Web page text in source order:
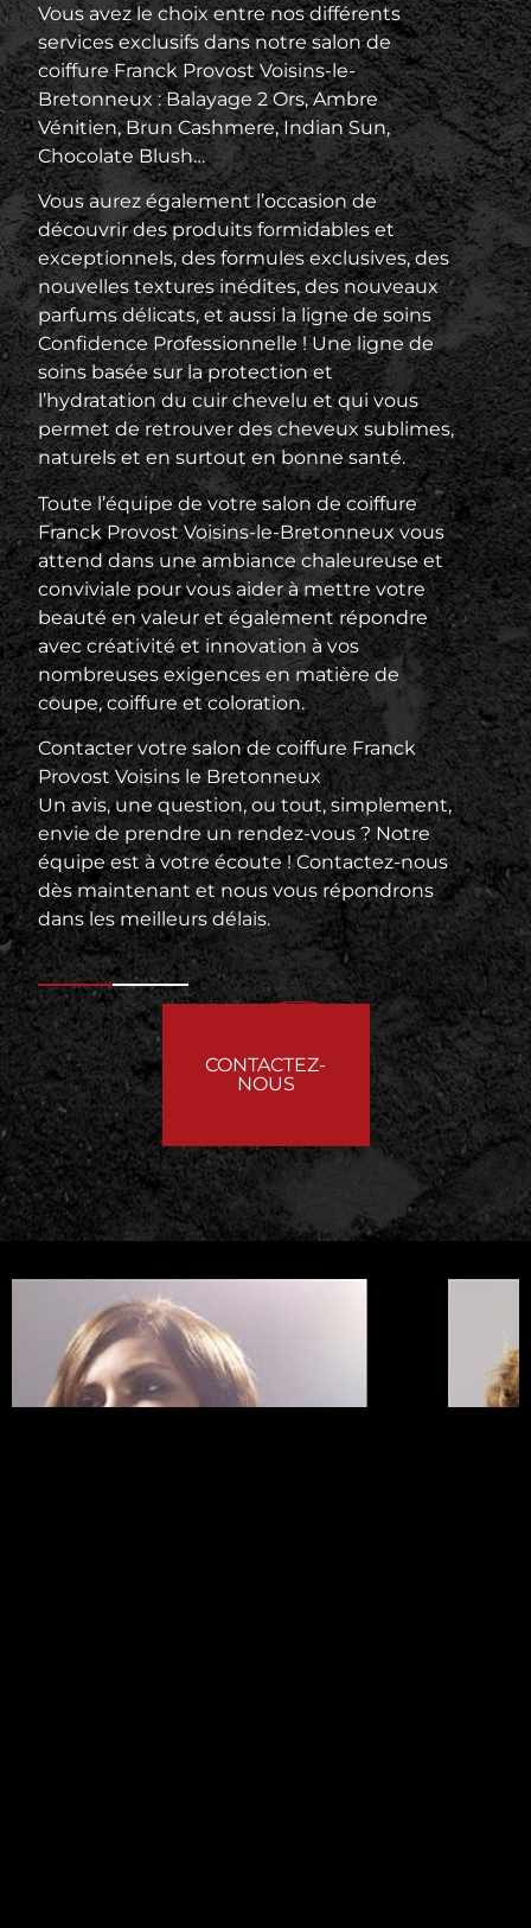
Vous avez le choix entre nos différents
services exclusifs dans notre salon de
coiffure Franck Provost Voisins-le-
Bretonneux : Balayage 2 Ors, Ambre
Vénitien, Brun Cashmere, Indian Sun,
Chocolate Blush…
Vous aurez également l’occasion de
découvrir des produits formidables et
exceptionnels, des formules exclusives, des
nouvelles textures inédites, des nouveaux
parfums délicats, et aussi la ligne de soins
Confidence Professionnelle ! Une ligne de
soins basée sur la protection et
l’hydratation du cuir chevelu et qui vous
permet de retrouver des cheveux sublimes,
naturels et en surtout en bonne santé.
Toute l’équipe de votre salon de coiffure
Franck Provost Voisins-le-Bretonneux vous
attend dans une ambiance chaleureuse et
conviviale pour vous aider à mettre votre
beauté en valeur et également répondre
avec créativité et innovation à vos
nombreuses exigences en matière de
coupe, coiffure et coloration.
Contacter votre salon de coiffure Franck
Provost Voisins le Bretonneux
Un avis, une question, ou tout, simplement,
envie de prendre un rendez-vous ? Notre
équipe est à votre écoute ! Contactez-nous
dès maintenant et nous vous répondrons
dans les meilleurs délais.
CONTACTEZ-
NOUS